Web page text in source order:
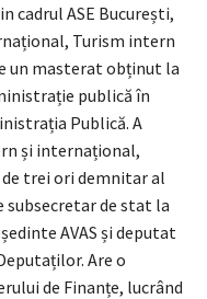
cadrul ASE București,
Turism intern
un masterat obținut la
publică în
Publică. A
și internațional,
trei ori demnitar al
subsecretar de stat la
AVAS și deputat
Are o
de Finanțe, lucrând